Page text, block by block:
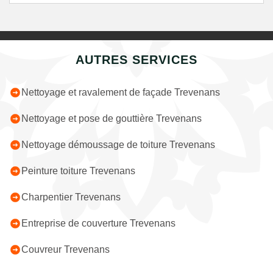
AUTRES SERVICES
Nettoyage et ravalement de façade Trevenans
Nettoyage et pose de gouttière Trevenans
Nettoyage démoussage de toiture Trevenans
Peinture toiture Trevenans
Charpentier Trevenans
Entreprise de couverture Trevenans
Couvreur Trevenans